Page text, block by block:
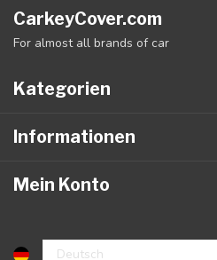
CarkeyCover.com
For almost all brands of car
Kategorien
Informationen
Mein Konto